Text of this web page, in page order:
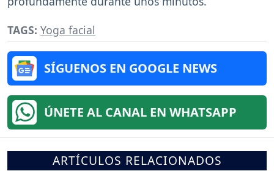
TAGS: Yoga facial
SÍGUENOS EN GOOGLE NEWS
ÚNETE AL CANAL EN WHATSAPP
ARTÍCULOS RELACIONADOS